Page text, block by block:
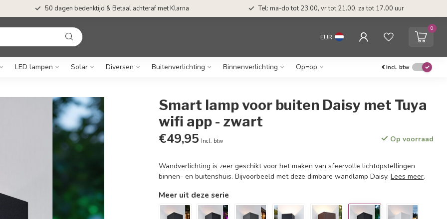
50 dagen bedenktijd & Betaal achteraf met Klarna Tel: ma-do tot 23.00, vr tot 21.00, za tot 17.00 uur
EUR
0
LED lampen Solar Diversen Buitenverlichting Binnenverlichting Op=op €Incl. btw
Smart lamp voor buiten Daisy met Tuya
wifi app - zwart
€49,95 Incl. btw Op voorraad
Wandverlichting is zeer geschikt voor het maken van sfeervolle lichtopstellingen
binnen- en buitenshuis. Bijvoorbeeld met deze dimbare wandlamp Daisy.Lees meer.
Meer uit deze serie